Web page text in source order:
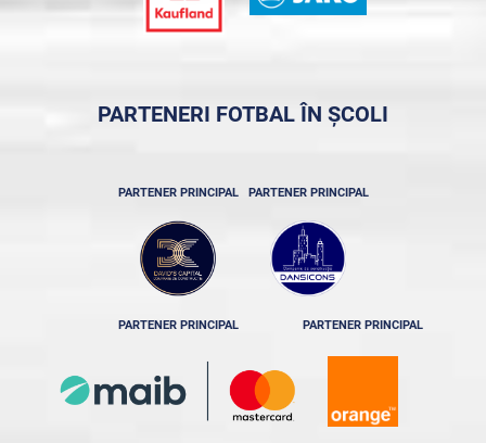
PARTENERI FOTBAL ÎN ȘCOLI
PARTENER PRINCIPAL PARTENER PRINCIPAL
PARTENER PRINCIPAL PARTENER PRINCIPAL